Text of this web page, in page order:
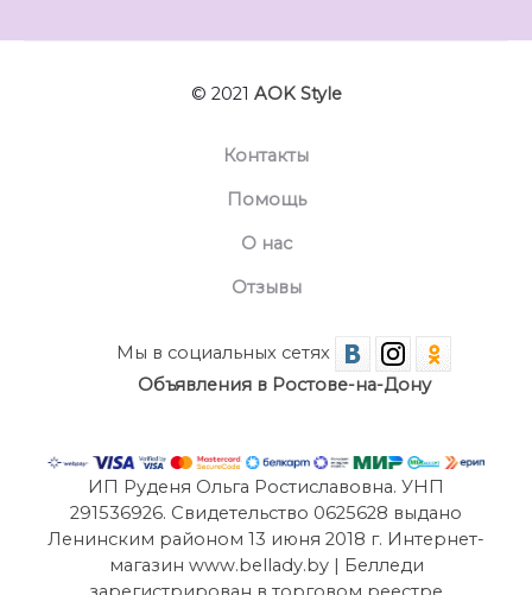
© 2021 AOK Style
Контакты
Помощь
О нас
Отзывы
Мы в социальных сетях
Объявления в Ростове-на-Дону
ИП Руденя Ольга Ростиславовна. УНП
291536926. Свидетельство 0625628 выдано
Ленинским районом 13 июня 2018 г. Интернет-
магазин www.bellady.by | Белледи